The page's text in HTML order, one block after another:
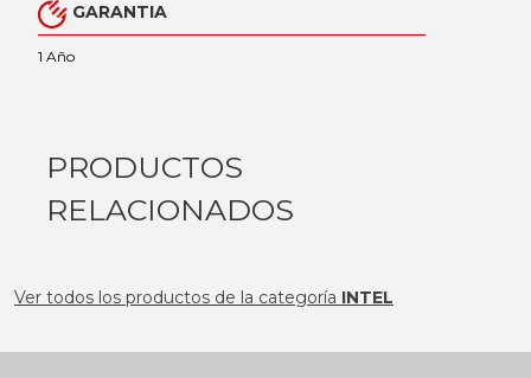
GARANTIA
1 Año
PRODUCTOS
RELACIONADOS
Ver todos los productos de la categoría INTEL